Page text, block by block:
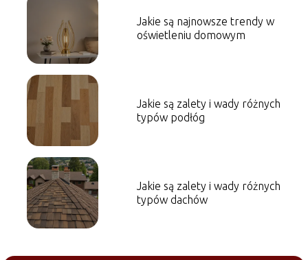
Jakie są najnowsze trendy w
oświetleniu domowym
Jakie są zalety i wady różnych
typów podłóg
Jakie są zalety i wady różnych
typów dachów